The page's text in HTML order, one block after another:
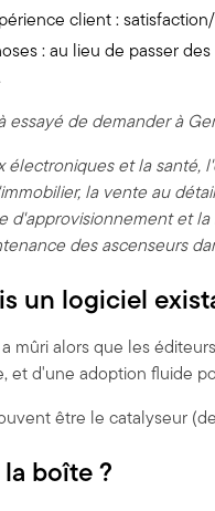
client :
: au lieu de passer
essayé de demander à
électroniques et la
la vente au
d'approvisionnement et
des ascenseurs
un logiciel
a mûri alors que les
et d'une adoption fluide
être le catalyseur
boîte ?